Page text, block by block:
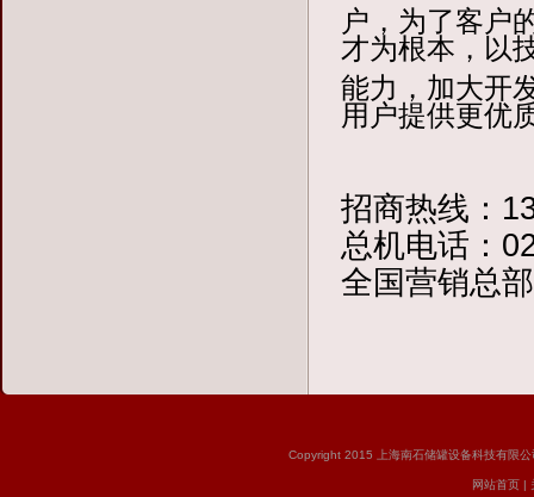
户，为了客户
才为根本，以
能力，加大开
用户提供更优
招商热线：
总机电话：
全国营销总
Copyright 2015 上海南石储罐设备科技有限
网站首页 |